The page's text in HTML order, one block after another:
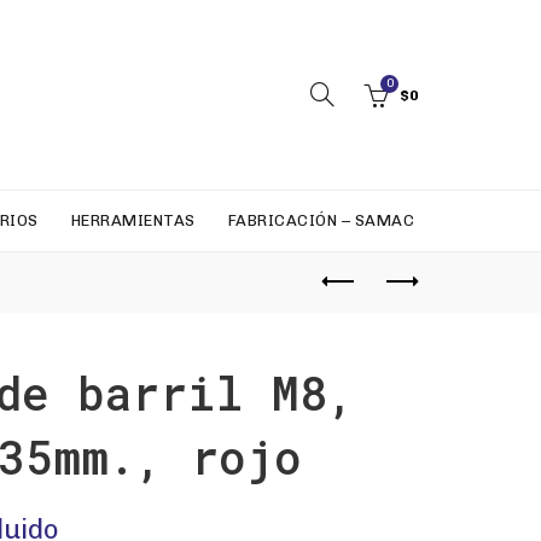
0
$0
HERRAMIENTAS FABRICACIÓN – SAMAC
barril M8,
rojo